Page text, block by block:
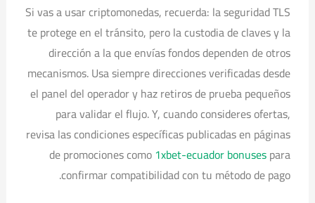
Si vas a usar criptomonedas, recuerda: la seguridad TLS
te protege en el tránsito, pero la custodia de claves y la
dirección a la que envías fondos dependen de otros
mecanismos. Usa siempre direcciones verificadas desde
el panel del operador y haz retiros de prueba pequeños
para validar el flujo. Y, cuando consideres ofertas,
revisa las condiciones específicas publicadas en páginas
de promociones como1xbet-ecuador bonusespara
confirmar compatibilidad con tu método de pago.